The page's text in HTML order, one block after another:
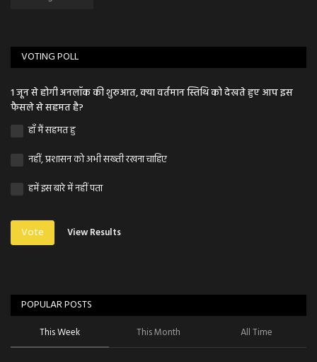
VOTING POLL
1 जून से होगी अनलॉक की शुरुआत, क्या वर्तमान स्तिथि को देखते हुए आप इस
फैसले से सहमत है?
हाँ मैं सहमत हु
नहीं, प्रशासन को अभी सख्ती रखना चाहिए
हमें इस बारे में नहीं पता
Vote View Results
POPULAR POSTS
This Week This Month All Time